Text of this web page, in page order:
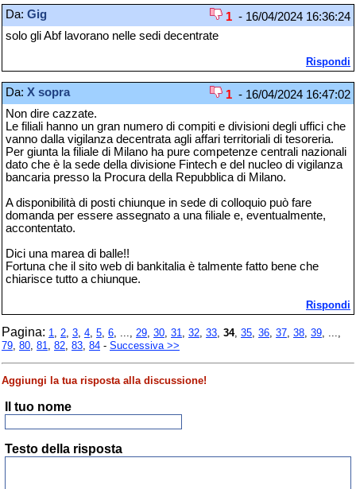
Da: Gig 1 - 16/04/2024 16:36:24
solo gli Abf lavorano nelle sedi decentrate
Rispondi
Da: X sopra 1 - 16/04/2024 16:47:02
Non dire cazzate.
Le filiali hanno un gran numero di compiti e divisioni degli uffici che
vanno dalla vigilanza decentrata agli affari territoriali di tesoreria.
Per giunta la filiale di Milano ha pure competenze centrali nazionali
dato che è la sede della divisione Fintech e del nucleo di vigilanza
bancaria presso la Procura della Repubblica di Milano.
A disponibilità di posti chiunque in sede di colloquio può fare
domanda per essere assegnato a una filiale e, eventualmente,
accontentato.
Dici una marea di balle!!
Fortuna che il sito web di bankitalia è talmente fatto bene che
chiarisce tutto a chiunque.
Rispondi
Pagina: 1, 2, 3, 4, 5, 6, ..., 29, 30, 31, 32, 33, 34, 35, 36, 37, 38, 39, ...,
79, 80, 81, 82, 83, 84 - Successiva >>
Aggiungi la tua risposta alla discussione!
Il tuo nome
Testo della risposta